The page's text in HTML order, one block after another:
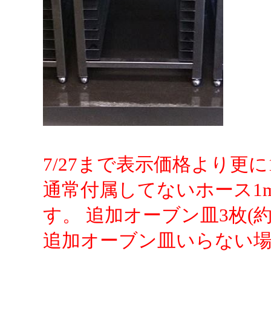
7/27まで表示価格より更
通常付属してないホース
す。 追加オーブン皿3枚(
追加オーブン皿いらない